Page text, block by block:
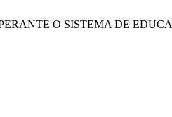
PERANTE O SISTEMA DE